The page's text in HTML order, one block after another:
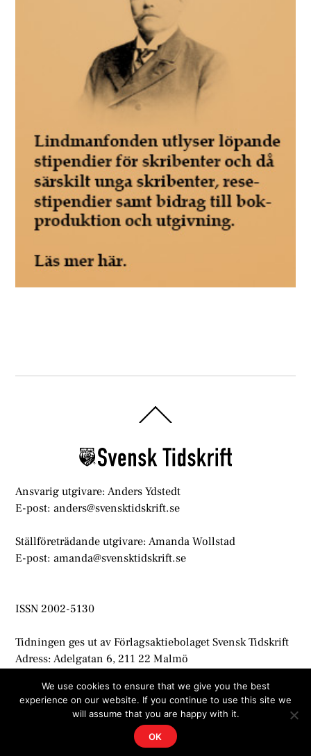
To
Ansvarig utgivare: Anders Ydstedt
E-post: anders@svensktidskrift.se
Ställföreträdande utgivare: Amanda Wollstad
E-post: amanda@svensktidskrift.se
ISSN 2002-5130
Tidningen ges ut av Förlagsaktiebolaget Svensk Tidskrift
Adress: Adelgatan 6, 211 22 Malmö
© Svensk Tidskrift 2021
We use cookies to ensure that we give you the best
experience on our website. If you continue to use this site we
will assume that you are happy with it.
OK